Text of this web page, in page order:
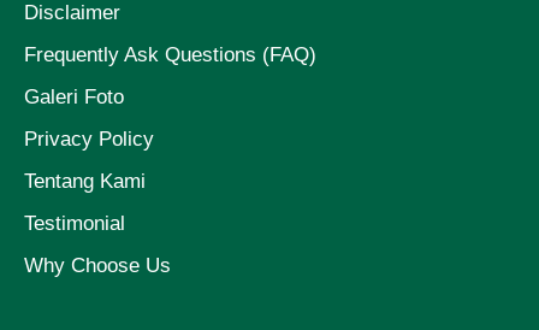
Disclaimer
Frequently Ask Questions (FAQ)
Galeri Foto
Privacy Policy
Tentang Kami
Testimonial
Why Choose Us